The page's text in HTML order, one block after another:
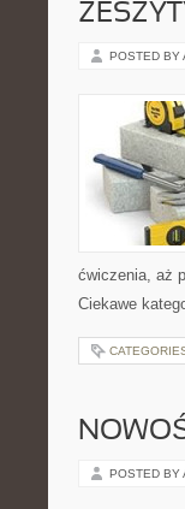
POSTED BY
ćwiczenia, aż
Ciekawe
POSTED BY